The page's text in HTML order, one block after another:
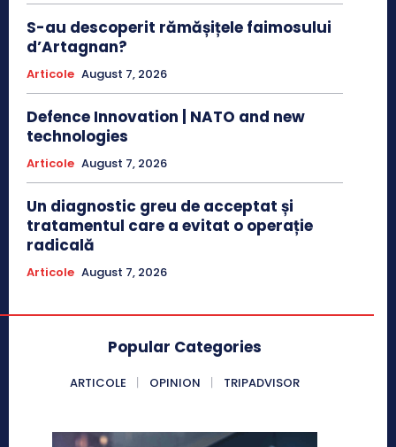
S-au descoperit rămășițele faimosului
d’Artagnan?
Articole August 7, 2026
Defence Innovation | NATO and new
technologies
Articole August 7, 2026
Un diagnostic greu de acceptat și
tratamentul care a evitat o operație
radicală
Articole August 7, 2026
Popular Categories
ARTICOLE OPINION TRIPADVISOR